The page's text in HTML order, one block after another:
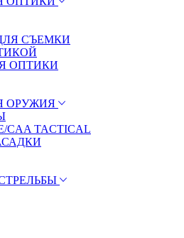
СЪЕМКИ
ОПТИКИ
ОРУЖИЯ
CAA TACTICAL